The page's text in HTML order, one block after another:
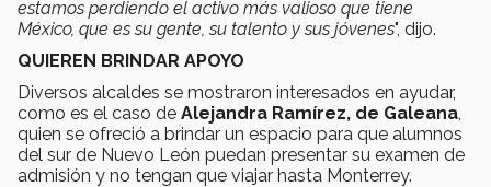
estamos perdiendo el activo más valioso que tiene
México, que es su gente, su talento y sus jóvenes", dijo.
QUIEREN BRINDAR APOYO
Diversos alcaldes se mostraron interesados en ayudar,
como es el caso de Alejandra Ramírez, de Galeana
quien se ofreció a brindar un espacio para que alumnos
del sur de Nuevo León puedan presentar su examen de
admisión y no tengan que viajar hasta Monterrey.